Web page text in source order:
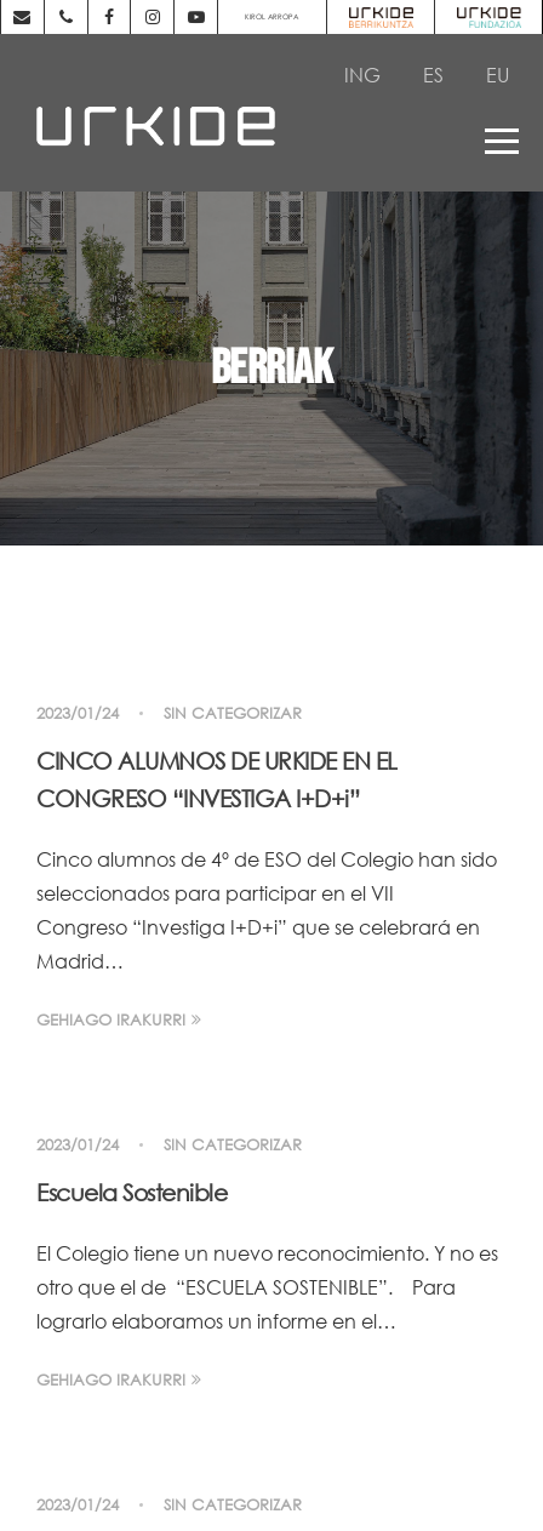
KIROL ARROPA
ING ES EU
BERRIAK
2023/01/24 SIN CATEGORIZAR
CINCO ALUMNOS DE URKIDE EN EL
CONGRESO “INVESTIGA I+D+i”
Cinco alumnos de 4º de ESO del Colegio han sido
seleccionados para participar en el VII
Congreso “Investiga I+D+i” que se celebrará en
Madrid…
GEHIAGO IRAKURRI
2023/01/24 SIN CATEGORIZAR
Escuela Sostenible
El Colegio tiene un nuevo reconocimiento. Y no es
otro que el de “ESCUELA SOSTENIBLE”. Para
lograrlo elaboramos un informe en el…
GEHIAGO IRAKURRI
2023/01/24 SIN CATEGORIZAR